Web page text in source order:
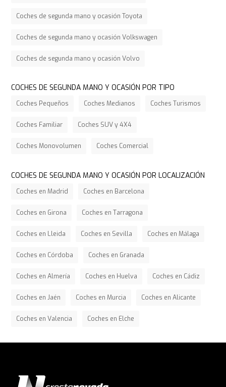
Coches de segunda mano y ocasión Toyota
Coches de segunda mano y ocasión Volkswagen
Coches de segunda mano y ocasión Volvo
COCHES DE SEGUNDA MANO Y OCASIÓN POR TIPO
Coches Pequeños Coches Medianos Coches Turismos
Coches Familiar Coches SUV y 4X4
Coches Monovolumen Coches Comercial
COCHES DE SEGUNDA MANO Y OCASIÓN POR LOCALIZACIÓN
Coches en Madrid Coches en Barcelona
Coches en Girona Coches en Tarragona
Coches en Lleida Coches en Sevilla Coches en Málaga
Coches en Córdoba Coches en Granada
Coches en Almería Coches en Huelva Coches en Cádiz
Coches en Jaén Coches en Murcia Coches en Alicante
Coches en Valencia Coches en Elche